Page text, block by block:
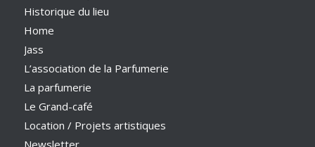
Historique du lieu
Home
Jass
L’association de la Parfumerie
La parfumerie
Le Grand-café
Location / Projets artistiques
Newsletter